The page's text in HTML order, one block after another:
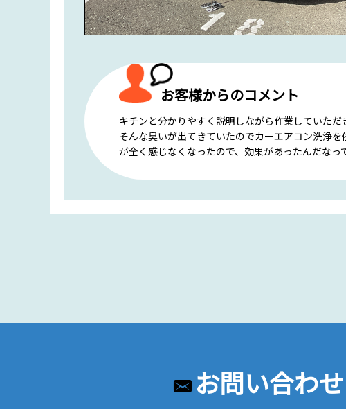
お客様からのコメント
キチンと分かりやすく説明しながら作業していた
そんな臭いが出てきていたのでカーエアコン洗浄
が全く感じなくなったので、効果があったんだなっ
お問い合わせ